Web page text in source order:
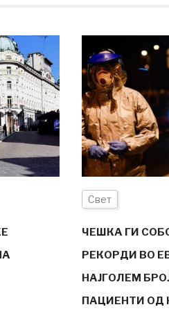
Свет
ЧЕШКА ГИ
РЕКОРДИ ВО
НАЈГОЛЕМ
ПАЦИЕНТИ ОД